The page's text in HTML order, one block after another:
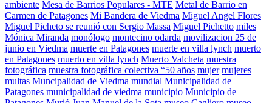
ambiente Mesa de Barrios Populares - MTE Metal de Barrio en
Carmen de Patagones Mi Bandera de Viedma Miguel Angel Flores
Miguel Picheto se reunió con Sergio Massa Miguel Pichetto miles
Mónica Miranda monólogo montecino odarda movilizacion 25 de
junio en Viedma muerte en Patagones muerte en villa lynch muerto
en Patagones muerto en villa lynch Muerto Valcheta muestra
fotográfica muestra fotográfica colectiva “50 años mujer mujeres
multas Muncipalidad de Viedma mundial Municipalidad de
Patagones municipalidad de viedma municipio Municipio de